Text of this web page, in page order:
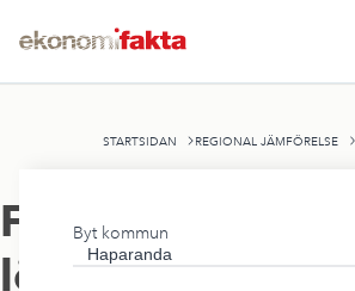
STARTSIDAN REGIONAL JÄMFÖRELSE
Företagens
lönsamhet,
ligger
Byt kommun